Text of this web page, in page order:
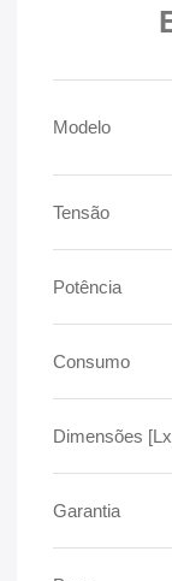
Modelo
Tensão
Potência
Consumo
Dimensões
Garantia